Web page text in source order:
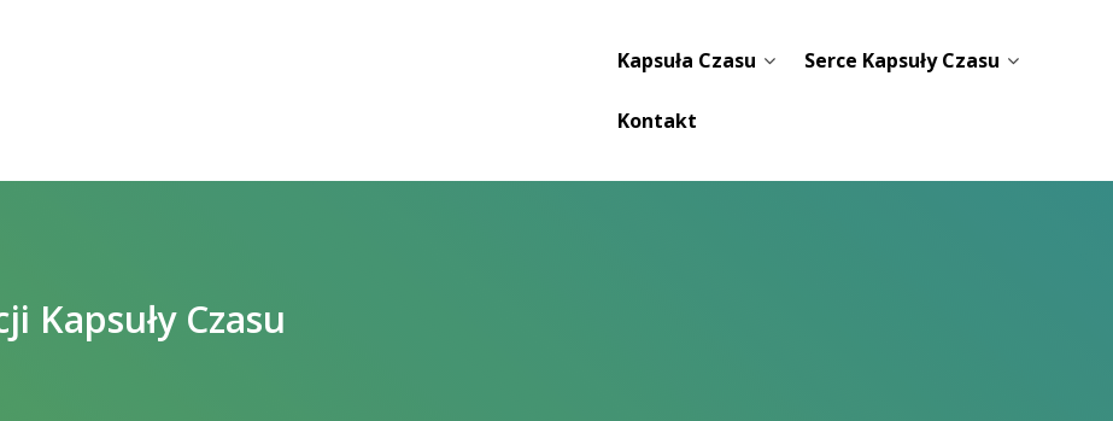
Kapsuła Czasu Serce Kapsuły Czasu
Kontakt
Kapsuły Czasu